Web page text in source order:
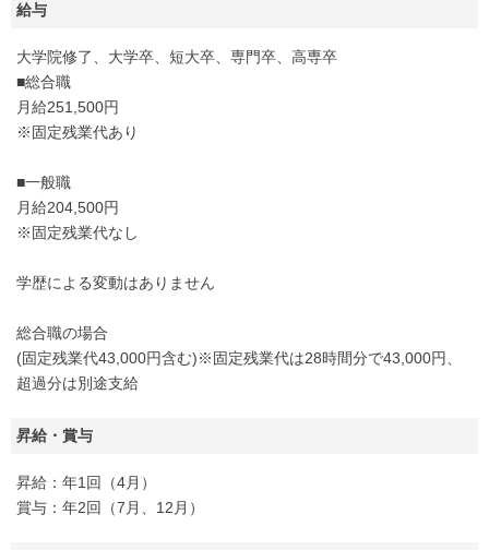
給与
大学院修了、大学卒、短大卒、専門卒、高専卒
■総合職
月給251,500円
※固定残業代あり
■一般職
月給204,500円
※固定残業代なし
学歴による変動はありません
総合職の場合
(固定残業代43,000円含む)※固定残業代は28時間分で43,000円、
超過分は別途支給
昇給・賞与
昇給：年1回（4月）
賞与：年2回（7月、12月）